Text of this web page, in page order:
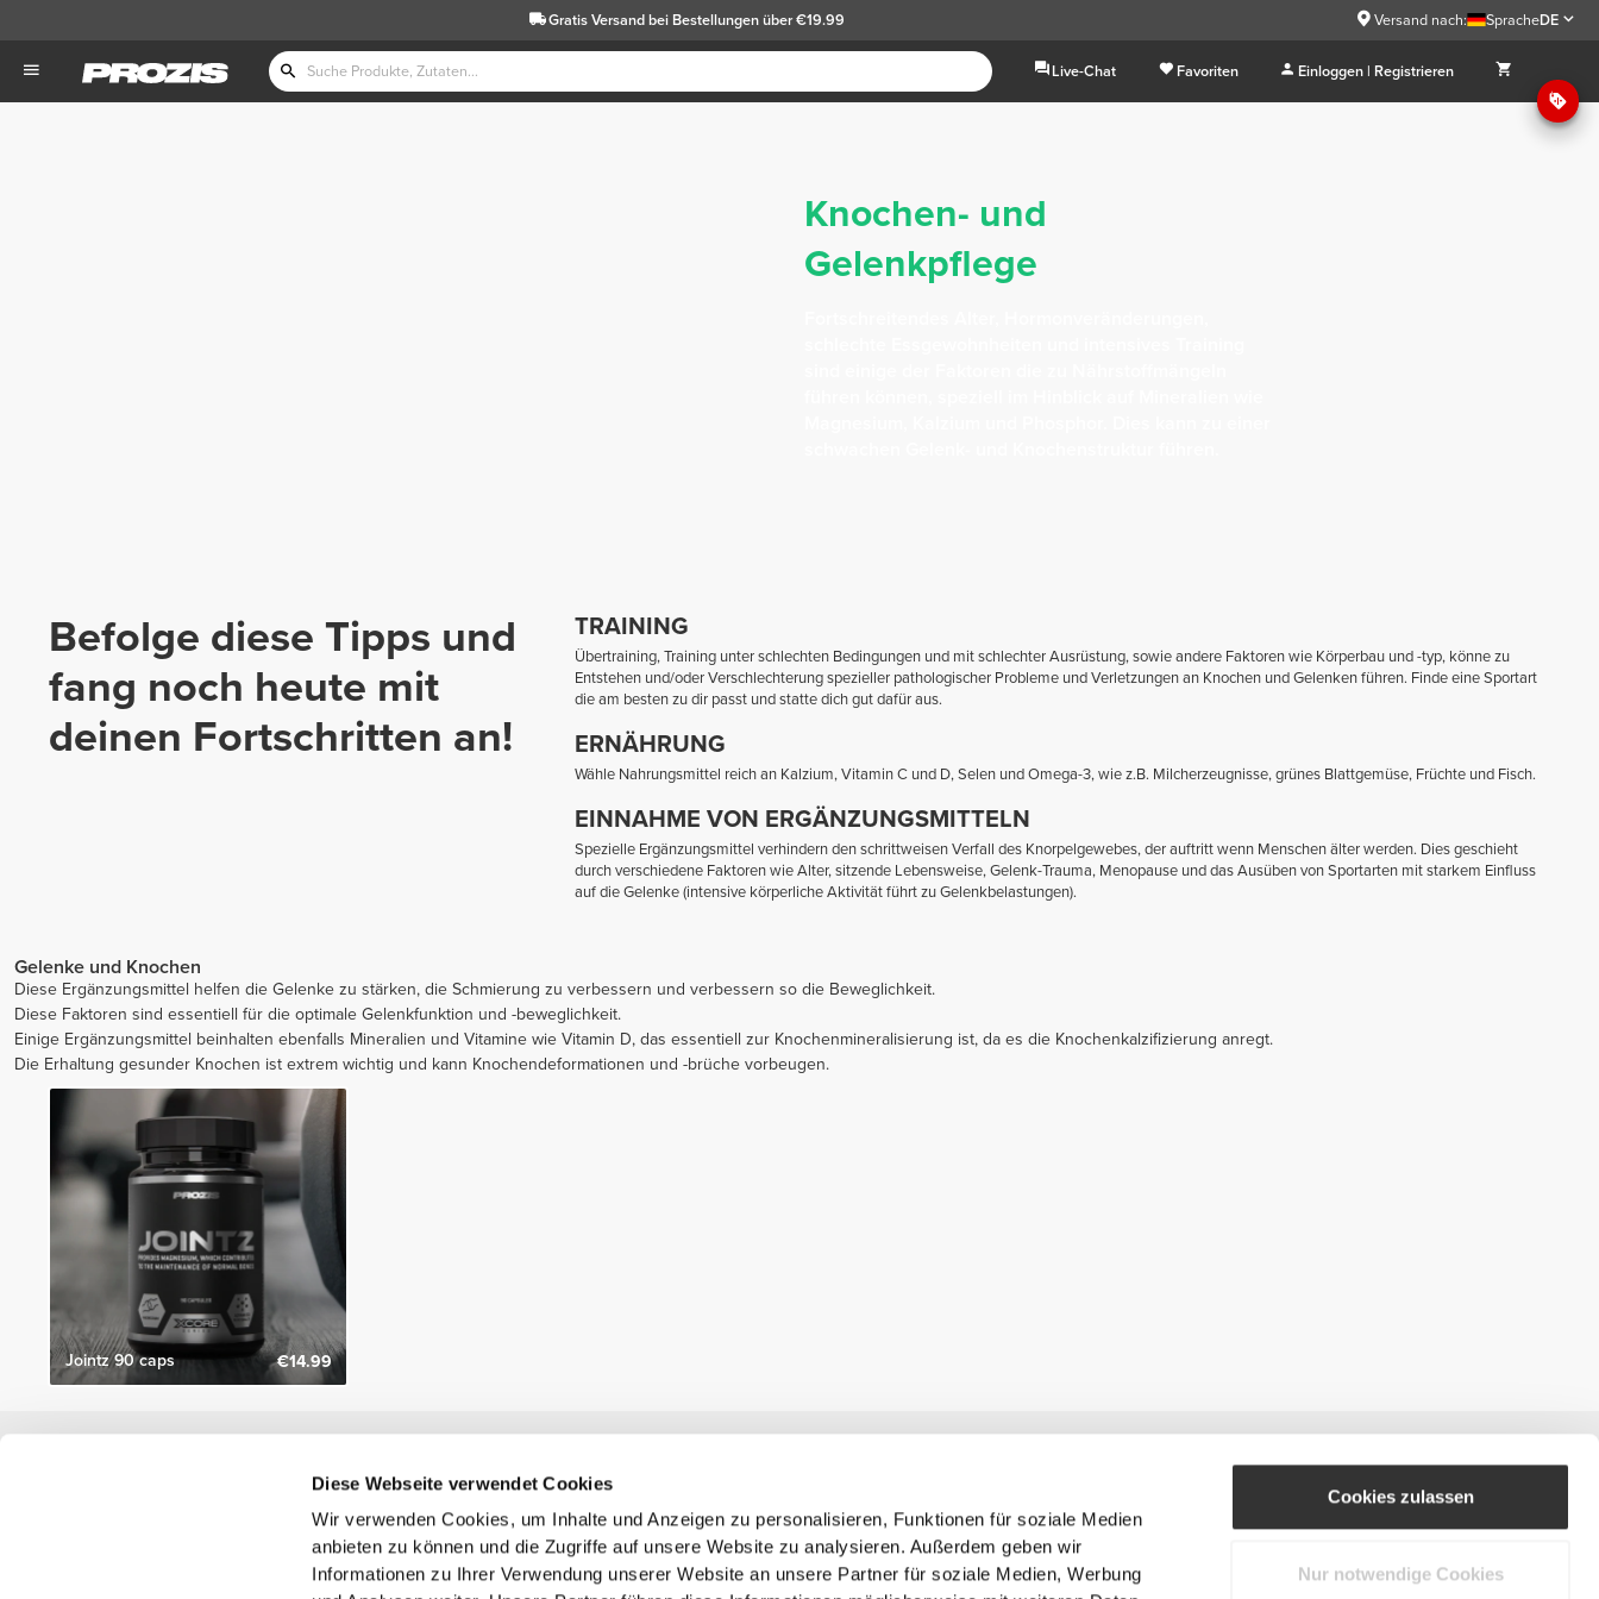
Diese Webseite verwendet Cookies
Wir verwenden Cookies, um Inhalte und Anzeigen zu personalisieren, Funktionen für soziale Medien
anbieten zu können und die Zugriffe auf unsere Website zu analysieren. Außerdem geben wir
Informationen zu Ihrer Verwendung unserer Website an unsere Partner für soziale Medien, Werbung
Cookies zulassen
Nur notwendige Cookies
Gratis Versandbei Bestellungen über €19.99 Versand nach: SpracheDE
Live-Chat Favoriten Einloggen | Registrieren
Knochen- und
Gelenkpflege
Befolge diese Tipps und
fang noch heute mit
deinen Fortschritten an!
TRAINING
Übertraining, Training unter schlechten Bedingungen und mit schlechter Ausrüstung, sowie andere Faktoren wie Körperbau und -typ, könne zu
Entstehen und/oder Verschlechterung spezieller pathologischer Probleme und Verletzungen an Knochen und Gelenken führen. Finde eine Sportart
die am besten zu dir passt und statte dich gut dafür aus.
ERNÄHRUNG
Wähle Nahrungsmittel reich an Kalzium, Vitamin C und D, Selen und Omega-3, wie z.B. Milcherzeugnisse, grünes Blattgemüse, Früchte und Fisch.
EINNAHME VON ERGÄNZUNGSMITTELN
Spezielle Ergänzungsmittel verhindern den schrittweisen Verfall des Knorpelgewebes, der auftritt wenn Menschen älter werden. Dies geschieht
durch verschiedene Faktoren wie Alter, sitzende Lebensweise, Gelenk-Trauma, Menopause und das Ausüben von Sportarten mit starkem Einfluss
auf die Gelenke (intensive körperliche Aktivität führt zu Gelenkbelastungen).
Gelenke und Knochen
Diese Ergänzungsmittel helfen die Gelenke zu stärken, die Schmierung zu verbessern und verbessern so die Beweglichkeit.
Diese Faktoren sind essentiell für die optimale Gelenkfunktion und -beweglichkeit.
Einige Ergänzungsmittel beinhalten ebenfalls Mineralien und Vitamine wie Vitamin D, das essentiell zur Knochenmineralisierung ist, da es die Knochenkalzifizierung anregt.
Die Erhaltung gesunder Knochen ist extrem wichtig und kann Knochendeformationen und -brüche vorbeugen.
Jointz 90 caps €14.99
Erhalte Neuigkeiten und Angebote per E-Mail direkt in dein
Abonnieren